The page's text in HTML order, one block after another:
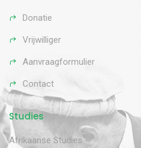
Donatie
Vrijwilliger
Aanvraagformulier
Contact
Studies
Afrikaanse Studies